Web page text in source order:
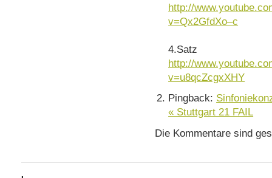
http://
v=Qx2GfdXo–c
4.Satz
http://
v=u8qcZcgxXHY
Pingback:
« Stuttgart 21 FAIL
Die Kommentare sind